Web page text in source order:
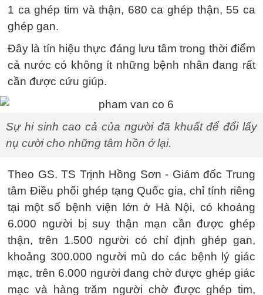
1 ca ghép tim và thận, 680 ca ghép thận, 55 ca
ghép gan.
Đây là tín hiệu thực đáng lưu tâm trong thời điểm
cả nước có không ít những bệnh nhân đang rất
cần được cứu giúp.
Sự hi sinh cao cả của người đã khuất để đổi lấy
nụ cười cho những tâm hồn ở lại.
Theo GS. TS Trịnh Hồng Sơn - Giám đốc Trung
tâm Điều phối ghép tạng Quốc gia, chỉ tính riêng
tại một số bệnh viện lớn ở Hà Nội, có khoảng
6.000 người bị suy thận mạn cần được ghép
thận, trên 1.500 người có chỉ định ghép gan,
khoảng 300.000 người mù do các bệnh lý giác
mạc, trên 6.000 người đang chờ được ghép giác
mạc và hàng trăm người chờ được ghép tim,